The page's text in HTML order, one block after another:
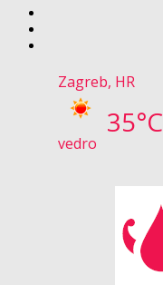
Zagreb, HR
35°C
vedro